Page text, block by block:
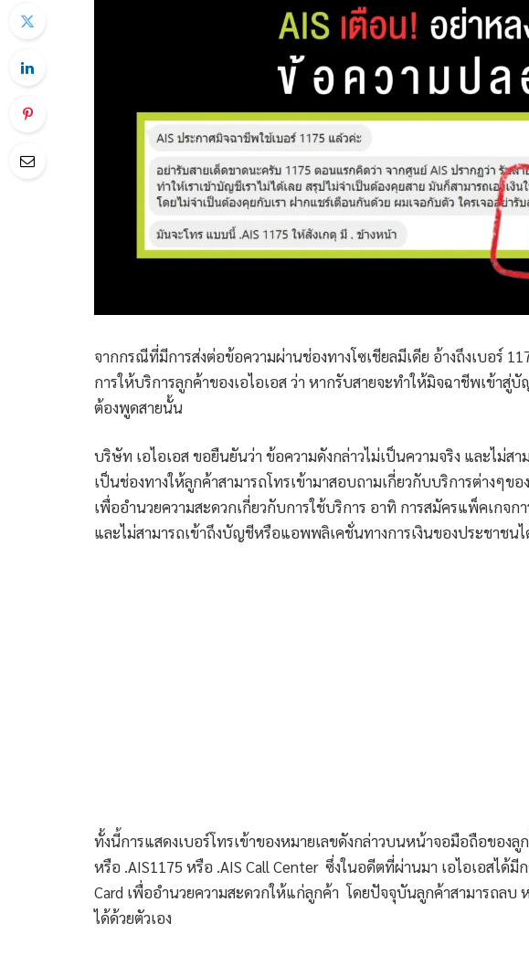
จากกรณีที่มีการส่งต่อข้อความผ่านช่องทางโซเชียลมีเดีย อ้างถึงเบอร์
การให้บริการลูกค้าของเอไอเอส ว่า หากรับสายจะทำให้มิจฉาชีพเข้าสู่บั
ต้องพูดสายนั้น
บริษัท เอไอเอส ขอยืนยันว่า ข้อความดังกล่าวไม่เป็นความจริง และไม่สา
เป็นช่องทางให้ลูกค้าสามารถโทรเข้ามาสอบถามเกี่ยวกับบริการต่างๆขอ
เพื่ออำนวยความสะดวกเกี่ยวกับการใช้บริการ อาทิ การสมัครแพ็คเกจก
และไม่สามารถเข้าถึงบัญชีหรือแอพพลิเคชั่นทางการเงินของประชาชนไ
ทั้งนี้การแสดงเบอร์โทรเข้าของหมายเลขดังกล่าวบนหน้าจอมือถือของลู
หรือ .AIS1175 หรือ .AIS Call Center ซึ่งในอดีตที่ผ่านมา เอไอเอสได้มี
Card เพื่ออำนวยความสะดวกให้แก่ลูกค้า โดยปัจจุบันลูกค้าสามารถลบ
ได้ด้วยตัวเอง